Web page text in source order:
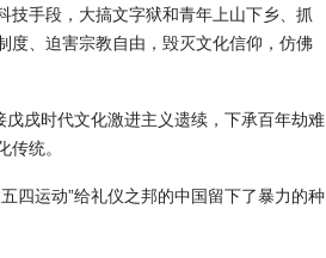
技手段，大搞文字狱和青年上山下乡、抓
度、迫害宗教自由，毁灭文化信仰，仿佛
戌时代文化激进主义遗续，下承百年劫难
统。
四运动”给礼仪之邦的中国留下了暴力的种